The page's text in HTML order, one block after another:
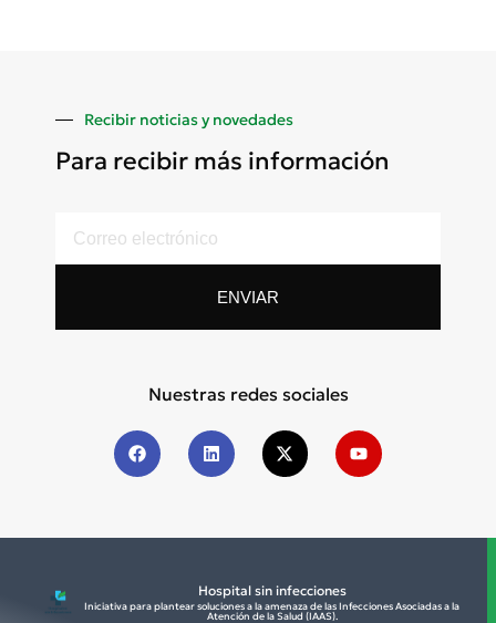
Recibir noticias y novedades
Para recibir más información
ENVIAR
Nuestras redes sociales
Hospital sin infecciones
Iniciativa para plantear soluciones a la amenaza de las Infecciones Asociadas a la
Atención de la Salud (IAAS).​